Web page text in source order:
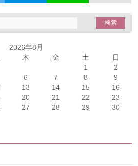
2026年8月
木 金 土 日
1
2
6 7 8
9
13 14 15
16
20 21 22
23
27 28 29
30